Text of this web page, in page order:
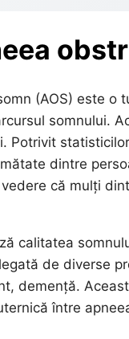
(AOS) este o
somnului.
Potrivit
dintre
că mulți
calitatea
de diverse
demență.
între